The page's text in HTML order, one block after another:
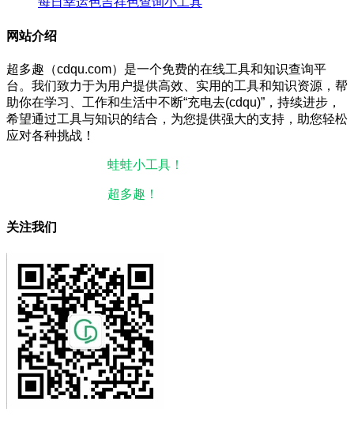
网站介绍
超多趣（cdqu.com）是一个免费的在线工具和知识查询平
台。我们致力于为用户提供高效、实用的工具和知识资源，帮
助你在学习、工作和生活中不断“充电去(cdqu)”，持续进步，
希望通过工具与知识的结合，为您提供强大的支持，助您轻松
应对各种挑战！
蛙蛙小工具！
超多趣！
关注我们